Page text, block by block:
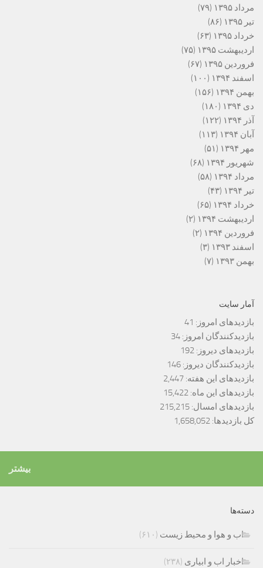
مرداد ۱۳۹۵
(۷۹)
تیر ۱۳۹۵
(۸۶)
خرداد ۱۳۹۵
(۶۳)
اردیبهشت ۱۳۹۵
(۷۵)
فروردین ۱۳۹۵
(۶۷)
اسفند ۱۳۹۴
(۱۰۰)
بهمن ۱۳۹۴
(۱۵۶)
دی ۱۳۹۴
(۱۸۰)
آذر ۱۳۹۴
(۱۲۲)
آبان ۱۳۹۴
(۱۱۳)
مهر ۱۳۹۴
(۵۱)
شهریور ۱۳۹۴
(۶۸)
مرداد ۱۳۹۴
(۵۸)
تیر ۱۳۹۴
(۴۳)
خرداد ۱۳۹۴
(۶۵)
اردیبهشت ۱۳۹۴
(۲)
فروردین ۱۳۹۴
(۲)
اسفند ۱۳۹۳
(۳)
بهمن ۱۳۹۳
(۷)
آمار سایت
بازدیدهای امروز: 41
بازدیدکنندگان امروز: 34
بازدیدهای دیروز: 192
بازدیدکنندگان دیروز: 146
بازدیدهای این هفته: 2,447
بازدیدهای این ماه: 15,422
بازدیدهای امسال: 215,215
کل بازدیدها: 1,658,052
بیشتر
دسته‌ها
اب و هوا و محیط زیست (۶۱۰)
اخبار اب و ابیاری (۲۳۸)